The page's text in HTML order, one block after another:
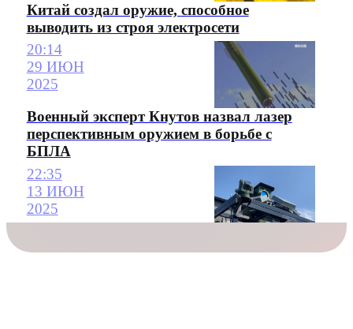
Китай создал оружие, способное
выводить из строя электросети
20:14
29 ИЮН
2025
Военный эксперт Кнутов назвал лазер
перспективным оружием в борьбе с
БПЛА
22:35
13 ИЮН
2025